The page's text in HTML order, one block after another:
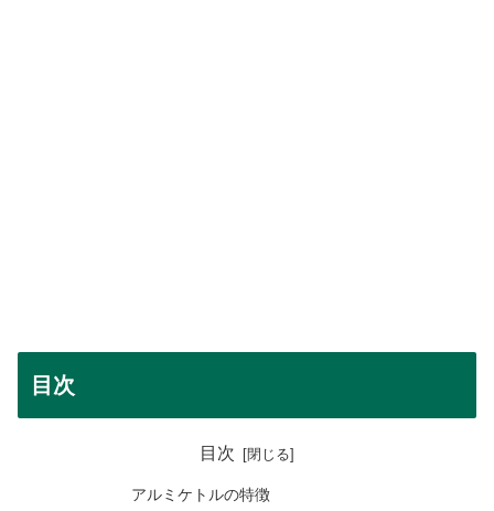
目次
目次
アルミケトルの特徴